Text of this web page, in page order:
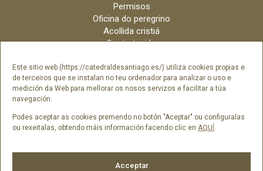
Este sitio web (https://catedraldesantiago.es/) utiliza cookies propias e
de terceiros que se instalan no teu ordenador para analizar o uso e
medición da Web para mellorar os nosos servizos e facilitar a túa
navegación.
Podes aceptar as cookies premendo no botón "Aceptar" ou configuralas
ou rexeitalas, obtendo máis información facendo clic en AQUÍ.
Acceptar
Permisos
Oficina do peregrino
Acollida cristiá
Contratación
Arquidiócese
Créditos
Catálogo Dixital